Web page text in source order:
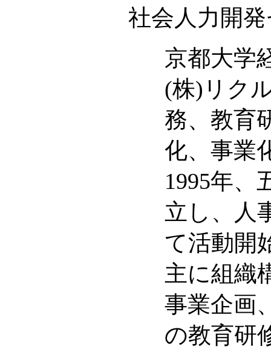
社会人力開
京都大学
(株)リク
務、教育
化、事業
1995年、
立し、人
て活動開
主に組織
事業企画
の教育研